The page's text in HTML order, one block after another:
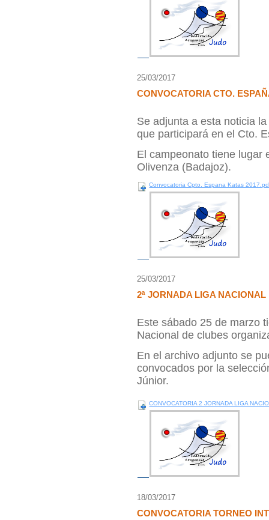
25/03/2017
CONVOCATORIA CTO.
Se adjunta a esta noticia
que participará en el Cto.
El campeonato tiene lugar
Olivenza (Badajoz).
Convocatoria Cpto. Espana Katas
25/03/2017
2ª JORNADA LIGA
Este sábado 25 de marzo
Nacional de clubes
En el archivo adjunto se
convocados por la
Júnior.
CONVOCATORIA 2 JORNADA LIGA
18/03/2017
CONVOCATORIA TORNEO